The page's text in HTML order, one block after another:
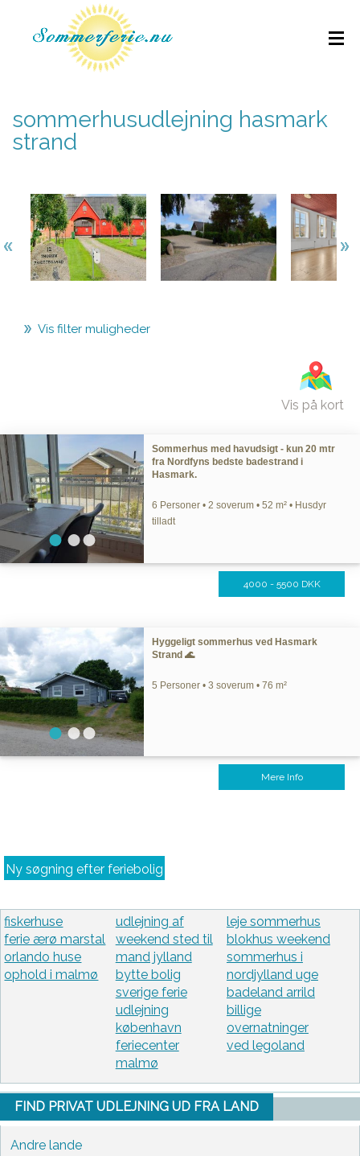
sommerhusudlejning hasmark
strand
Vis filter muligheder
Vis på kort
Sommerhus med havudsigt - kun 20 mtr
fra Nordfyns bedste badestrand i
Hasmark.
6 Personer • 2 soverum • 52 m² • Husdyr
tilladt
4000 - 5500 DKK
Hyggeligt sommerhus ved Hasmark
Strand 🌊
5 Personer • 3 soverum • 76 m²
Mere Info
Ny søgning efter feriebolig
fiskerhuse
ferie ærø marstal
orlando huse
ophold i malmø
udlejning af
weekend sted til
mand jylland
bytte bolig
sverige ferie
udlejning
københavn
feriecenter
malmø
leje sommerhus
blokhus weekend
sommerhus i
nordjylland uge
badeland arrild
billige
overnatninger
ved legoland
FIND PRIVAT UDLEJNING UD FRA LAND
Andre lande